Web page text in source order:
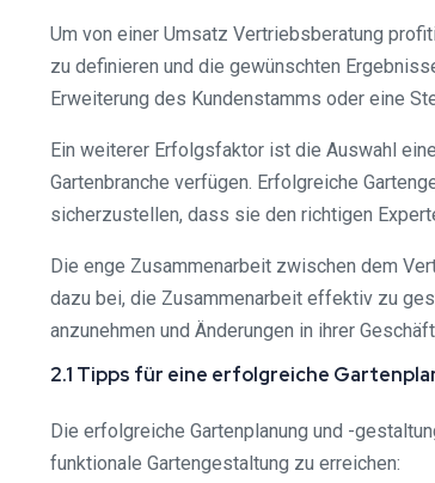
Um von einer Umsatz Vertriebsberatung
zu definieren und die gewünschten
Erweiterung des Kundenstamms oder eine
Ein weiterer Erfolgsfaktor ist die Auswahl
Gartenbranche verfügen. Erfolgreiche
sicherzustellen, dass sie den richtigen
Die enge Zusammenarbeit zwischen dem
dazu bei, die Zusammenarbeit effektiv zu
anzunehmen und Änderungen in ihrer
2.1 Tipps für eine erfolgreiche
Die erfolgreiche Gartenplanung und -
funktionale Gartengestaltung zu erreichen: